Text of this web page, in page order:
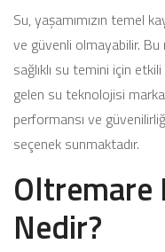
Su, yaşamımızın temel
ve güvenli olmayabilir.
sağlıklı su temini için
gelen su teknolojisi
performansı ve
seçenek sunmaktadır.
Oltremare
Nedir?